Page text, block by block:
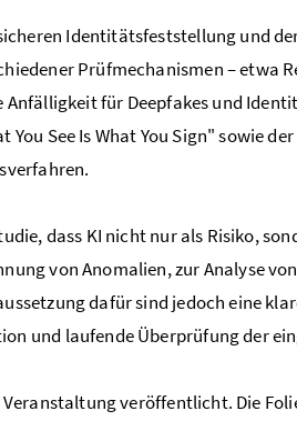
Identitätsfeststellung und
Prüfmechanismen – etwa
Anfälligkeit für Deepfakes und
You See Is What You Sign" sowie
dass KI nicht nur als Risiko,
von Anomalien, zur Analyse
dafür sind jedoch eine
und laufende Überprüfung der
veröffentlicht. Die